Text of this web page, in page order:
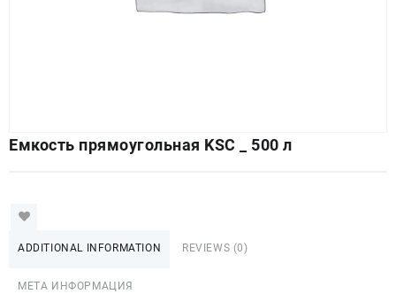
Емкость прямоугольная KSC _ 500 л
ADDITIONAL INFORMATION REVIEWS (0)
МЕТА ИНФОРМАЦИЯ